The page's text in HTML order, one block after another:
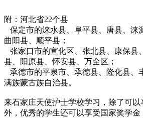
附：河北省22个县
保定市的涞水县、阜平县、唐县、涞
曲阳县、顺平县；
张家口市的宣化区、张北县、康保县
县、阳原县、怀安县、万全区；
承德市的平泉市、承德县、隆化县、
满族蒙古族自治县。
来石家庄天使护士学校学习，除了可
外，优秀的学生还可以享受国家奖学金